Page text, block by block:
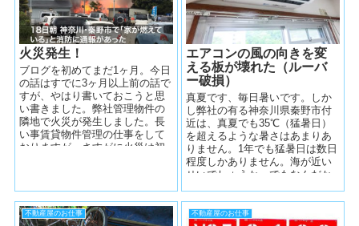
火災発生！
ブログを初めてまだ1ヶ月。今日
の話はすでに3ヶ月以上前の話で
すが、やはり書いておこうと思
い書きました。弊社管理物件の
隣地で火災が発生しました。長
い事賃貸物件管理の仕事をして
おりますが、さすがに火災は初
エアコンの風の向きを変
える板が壊れた（ルーバ
ー破損）
真夏です、毎日暑いです。しか
し弊社の有る神奈川県秦野市付
近は、真夏でも35℃（猛暑日）
を超えるような暑さはあまりあ
りません。1年でも猛暑日は数日
程度しかありません。海が近い
せいでしょうか。でもなんだか
い・・・。 ...
不動産屋のお仕事 不動産屋のお仕事